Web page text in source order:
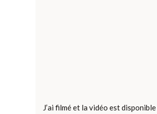
J’ai filmé et la vidéo est disponible